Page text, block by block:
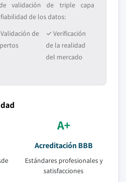
validación de triple capa
de los datos:
de
✓ Verificación
de la realidad
del mercado
A+
Acreditación BBB
Estándares profesionales y
satisfacciones